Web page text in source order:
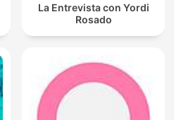
La Entrevista con Yordi
Rosado